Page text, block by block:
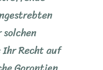
Ihr Recht auf